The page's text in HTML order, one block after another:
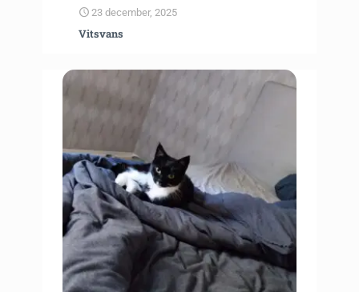
23 december, 2025
Vitsvans